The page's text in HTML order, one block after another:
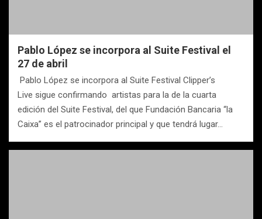
Pablo López se incorpora al Suite Festival el
27 de abril
Pablo López se incorpora al Suite Festival Clipper’s
Live sigue confirmando artistas para la de la cuarta
edición del Suite Festival, del que Fundación Bancaria “la
Caixa” es el patrocinador principal y que tendrá lugar…